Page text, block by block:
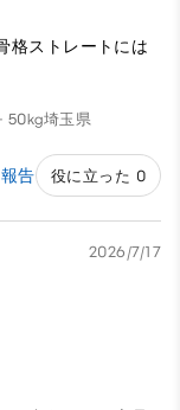
格ストレートには
50kg埼玉県
報告 役に立った 0
2026/7/17